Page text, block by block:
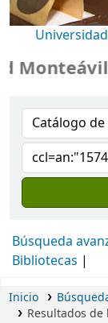
Búsqueda
Bibliotecas
Inicio
Resultados